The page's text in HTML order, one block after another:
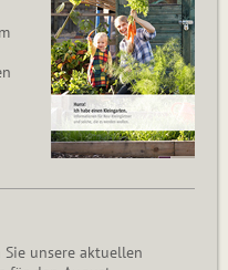
unsere aktuellen